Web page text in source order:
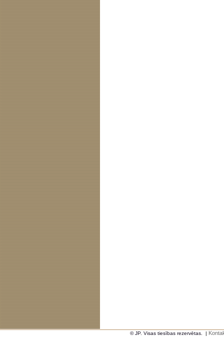
© JP. Visas tiesības rezervētas. |